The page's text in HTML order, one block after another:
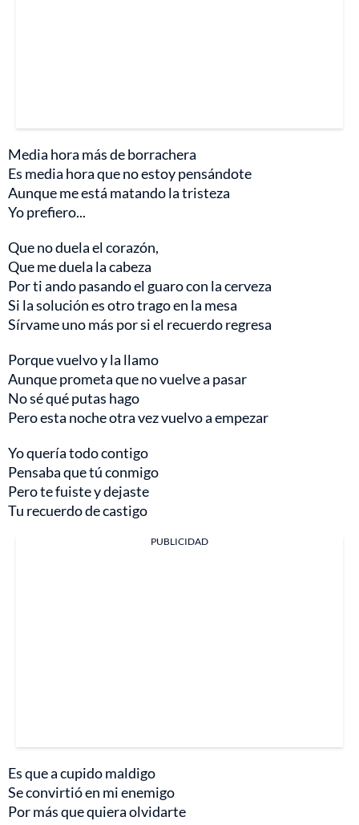
Media hora más de borrachera
Es media hora que no estoy pensándote
Aunque me está matando la tristeza
Yo prefiero...
Que no duela el corazón,
Que me duela la cabeza
Por ti ando pasando el guaro con la cerveza
Si la solución es otro trago en la mesa
Sírvame uno más por si el recuerdo regresa
Porque vuelvo y la llamo
Aunque prometa que no vuelve a pasar
No sé qué putas hago
Pero esta noche otra vez vuelvo a empezar
Yo quería todo contigo
Pensaba que tú conmigo
Pero te fuiste y dejaste
Tu recuerdo de castigo
PUBLICIDAD
Es que a cupido maldigo
Se convirtió en mi enemigo
Por más que quiera olvidarte